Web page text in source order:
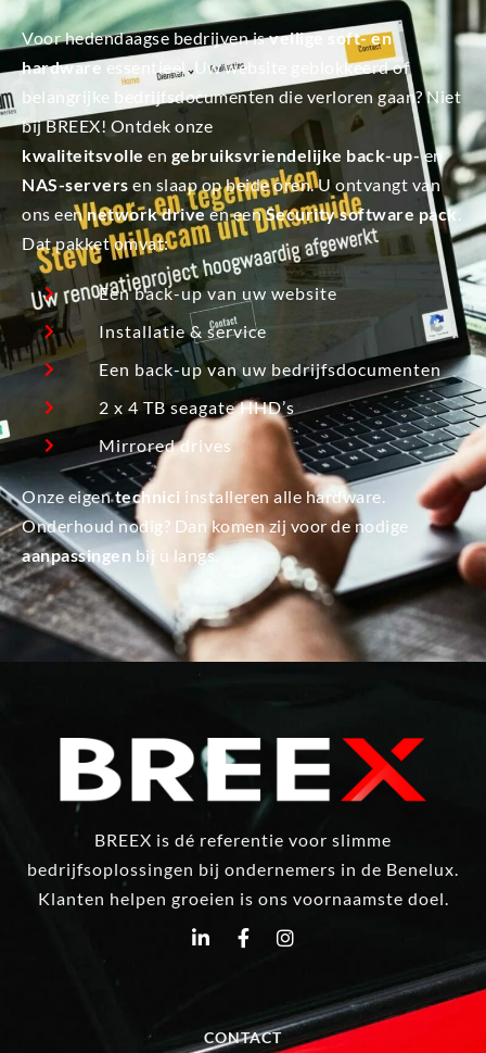
Voor hedendaagse bedrijven isveilige soft- en
hardwareessentieel. Uw website geblokkeerd of
belangrijke bedrijfsdocumenten die verloren gaan? Niet
bij BREEX! Ontdek onze
kwaliteitsvolle en gebruiksvriendelijke back-up-en
NAS-servers en slaap op beide oren. U ontvangt van
ons een network driveen eenSecurity software pack.
Dat pakket omvat:
Een back-up van uw website
Installatie & service
Een back-up van uw bedrijfsdocumenten
2 x 4 TB seagate HHD’s
Mirrored drives
Onze eigentechnici installeren alle hardware.
Onderhoud nodig? Dan komen zij voor de nodige
aanpassingen bij u langs.
BREEX is dé referentie voor slimme
bedrijfsoplossingen bij ondernemers in de Benelux.
Klanten helpen groeien is ons voornaamste doel.
CONTACT